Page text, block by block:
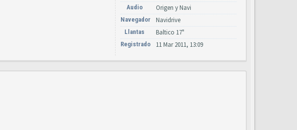
Audio Origen y Navi
Navegador Navidrive
Llantas Baltico 17"
Registrado 11 Mar 2011, 13:09